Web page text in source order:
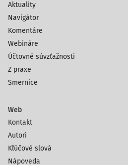
Aktuality
Navigátor
Komentáre
Webináre
Účtovné súvzťažnosti
Z praxe
Smernice
Web
Kontakt
Autori
Kľúčové slová
Nápoveda